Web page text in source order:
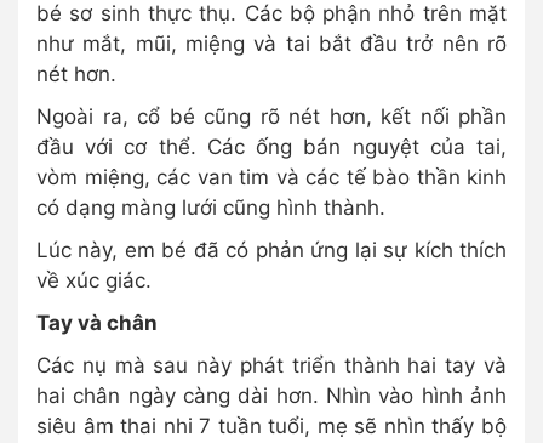
bé sơ sinh thực thụ. Các bộ phận nhỏ trên mặt
như mắt, mũi, miệng và tai bắt đầu trở nên rõ
nét hơn.
Ngoài ra, cổ bé cũng rõ nét hơn, kết nối phần
đầu với cơ thể. Các ống bán nguyệt của tai,
vòm miệng, các van tim và các tế bào thần kinh
có dạng màng lưới cũng hình thành.
Lúc này, em bé đã có phản ứng lại sự kích thích
về xúc giác.
Tay và chân
Các nụ mà sau này phát triển thành hai tay và
hai chân ngày càng dài hơn. Nhìn vào hình ảnh
siêu âm thai nhi 7 tuần tuổi, mẹ sẽ nhìn thấy bộ